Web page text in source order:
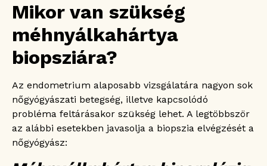
Mikor van szükség
méhnyálkahártya
biopsziára?
Az endometrium alaposabb vizsgálatára nagyon sok
nőgyógyászati betegség, illetve kapcsolódó
probléma feltárásakor szükség lehet. A legtöbbször
az alábbi esetekben javasolja a biopszia elvégzését a
nőgyógyász: